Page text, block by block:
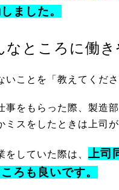
ました。
なところに働
いことを「教えてくだ
事をもらった際、製造
ミスをしたときは上司
をしていた際は、 上司
ろも良いです。